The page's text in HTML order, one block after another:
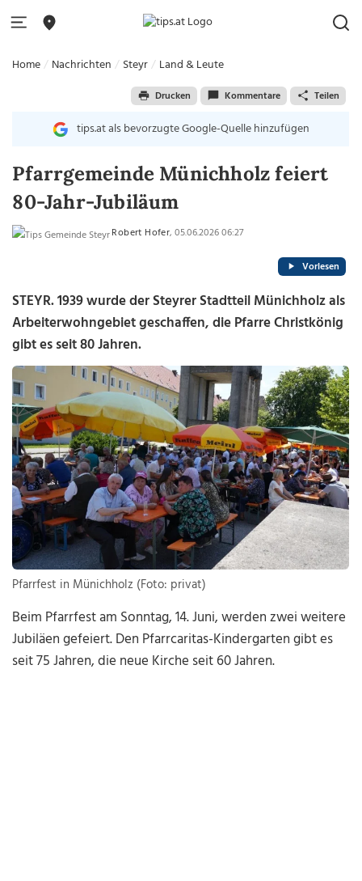
Home Nachrichten Steyr Land & Leute
Drucken Kommentare Teilen
tips.at als bevorzugte Google-Quelle hinzufügen
Pfarrgemeinde Münichholz feiert
80-Jahr-Jubiläum
Robert Hofer, 05.06.2026 06:27
Vorlesen
STEYR. 1939 wurde der Steyrer Stadtteil Münichholz als
Arbeiterwohngebiet geschaffen, die Pfarre Christkönig
gibt es seit 80 Jahren.
Pfarrfest in Münichholz (Foto: privat)
Beim Pfarrfest am Sonntag, 14. Juni, werden zwei weitere
Jubiläen gefeiert. Den Pfarrcaritas-Kindergarten gibt es
seit 75 Jahren, die neue Kirche seit 60 Jahren.